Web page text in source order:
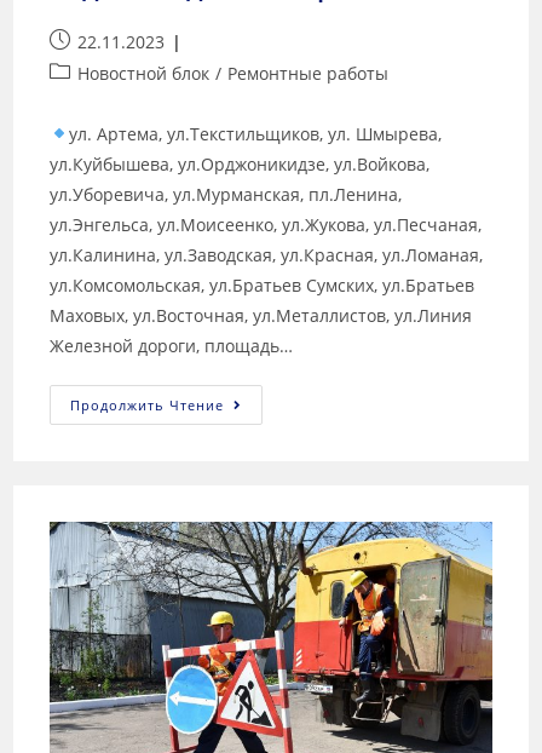
22.11.2023
Новостной блок / Ремонтные работы
ул. Артема, ул.Текстильщиков, ул. Шмырева,
ул.Куйбышева, ул.Орджоникидзе, ул.Войкова,
ул.Уборевича, ул.Мурманская, пл.Ленина,
ул.Энгельса, ул.Моисеенко, ул.Жукова, ул.Песчаная,
ул.Калинина, ул.Заводская, ул.Красная, ул.Ломаная,
ул.Комсомольская, ул.Братьев Сумских, ул.Братьев
Маховых, ул.Восточная, ул.Металлистов, ул.Линия
Железной дороги, площадь…
Продолжить Чтение